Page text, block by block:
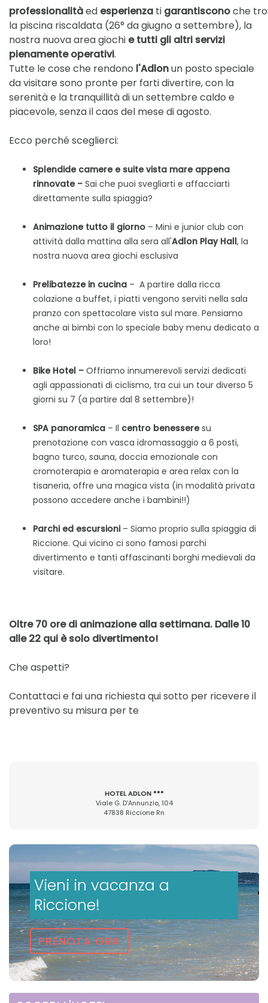
professionalitàed esperienza ti garantisconoche
la piscina riscaldata (26° da giugno a settembre), la
nostra nuova area giochi e tutti gli altri servizi
pienamente operativi.
Tutte le cose che rendono l'Adlonun posto speciale
da visitare sono pronte per farti divertire, con la
serenità e la tranquillità di un settembre caldo e
piacevole, senza il caos del mese di agosto.
Ecco perché sceglierci:
Splendide camere e suite vista mare appena
rinnovate – Sai che puoi svegliarti e affacciarti
direttamente sulla spiaggia?
Animazione tutto il giorno – Mini e junior club con
attività dalla mattina alla sera all'Adlon Play Hall, la
nostra nuova area giochi esclusiva
Prelibatezze in cucina – A partire dalla ricca
colazione a buffet, i piatti vengono serviti nella sala
pranzo con spettacolare vista sul mare. Pensiamo
anche ai bimbi con lo speciale baby menu dedicato a
loro!
Bike Hotel – Offriamo innumerevoli servizi dedicati
agli appassionati di ciclismo, tra cui un tour diverso 5
giorni su 7 (a partire dal 8 settembre)!
SPA panoramica – Il centro benesseresu
prenotazione con vasca idromassaggio a 6 posti,
bagno turco, sauna, doccia emozionale con
cromoterapia e aromaterapia e area relax con la
tisaneria, offre una magica vista (in modalità privata
possono accedere anche i bambini!!)
Parchi ed escursioni– Siamo proprio sulla spiaggia di
Riccione. Qui vicino ci sono famosi parchi
divertimento e tanti affascinanti borghi medievali da
visitare.
Oltre 70 ore di animazione alla settimana. Dalle 10
alle 22 qui è solo divertimento!
Che aspetti?
Contattaci e fai una richiesta qui sotto per ricevere il
preventivo su misura per te
HOTEL ADLON ***
Viale G. D'Annunzio, 104
47838 Riccione Rn
Vieni in vacanza a
Riccione!
PRENOTA ORA